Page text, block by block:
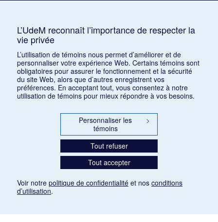
L’UdeM reconnaît l’importance de respecter la
vie privée
L’utilisation de témoins nous permet d’améliorer et de
personnaliser votre expérience Web. Certains témoins sont
obligatoires pour assurer le fonctionnement et la sécurité
du site Web, alors que d’autres enregistrent vos
préférences. En acceptant tout, vous consentez à notre
utilisation de témoins pour mieux répondre à vos besoins.
Personnaliser les
témoins
>
Tout refuser
Tout accepter
Voir notre politique de confidentialité et nos conditions
d’utilisation.